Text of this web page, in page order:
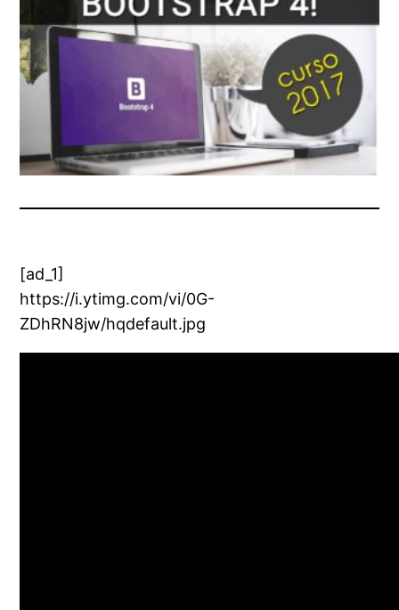
[ad_1]
https://i.ytimg.com/vi/0G-
ZDhRN8jw/hqdefault.jpg